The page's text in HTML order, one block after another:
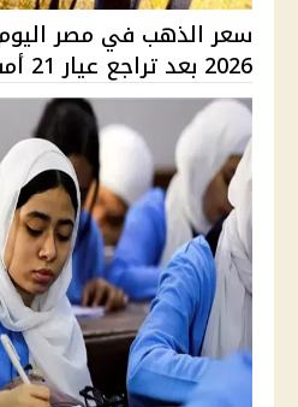
2026 بعد تراجع عيار 21 أمس